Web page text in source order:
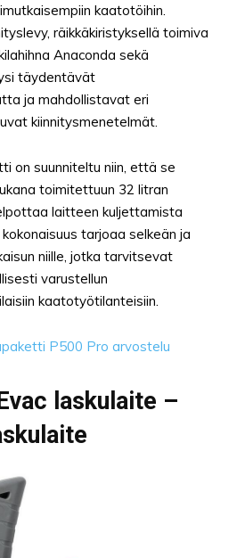
kaatotöihin.
räikkäkiristyksellä toimiva
Anaconda sekä
täydentävät
ja mahdollistavat eri
kiinnitysmenetelmät.
on suunniteltu niin, että se
toimitettuun 32 litran
laitteen kuljettamista
tarjoaa selkeän ja
niille, jotka tarvitsevat
varustellun
kaatotyötilanteisiin.
P500 Pro arvostelu
laskulaite –